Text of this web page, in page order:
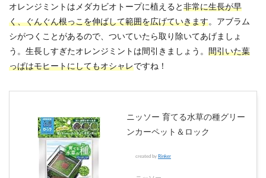
オレンジミントはメダカビオトープに植えると 非常に生長が早
く、ぐんぐん根っこを伸ばして範囲を広げていきます。アブラム
シがつくことがあるので、ついていたら取り除いてあげましょ
う。生長しすぎたオレンジミントは間引きましょう。 間引いた葉
っぱはモヒートにしてもオシャレですね！
ニッソー 育てる水草の種グリー
ンカーペット＆ロック
created by Rinker